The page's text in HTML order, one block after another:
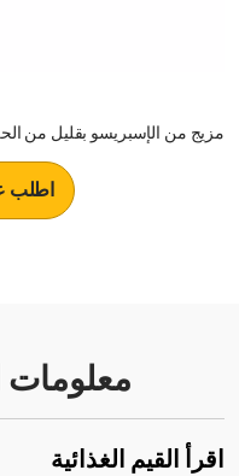
مزيج من الإسبريسو بقليل من
اطلب
معلومات
اقرأ القيم الغذائية